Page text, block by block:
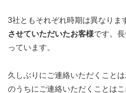
3社ともそれぞれ時期は異なりま
させていただいたお客様です。
っています。
久しぶりにご連絡いただくこと
のうちにご連絡いただくことは